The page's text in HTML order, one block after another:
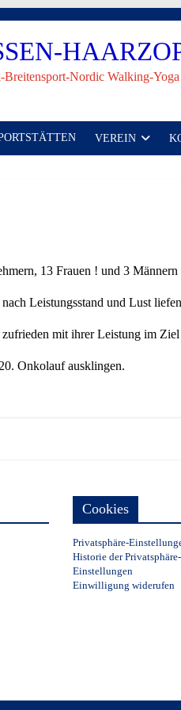
Nordic Walking-Yoga
VEREIN
13 Frauen ! und 3
Leistungsstand und Lust
mit ihrer Leistung im Ziel
Onkolauf ausklingen.
Cookies
Privatsphäre-
Historie der Privatsphäre-
Einstellungen
Einwilligung widerufen